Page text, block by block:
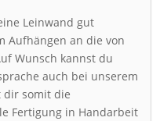
Leinwand gut
Aufhängen an die von
Wunsch kannst du
auch bei unserem
dir somit die
Fertigung in Handarbeit